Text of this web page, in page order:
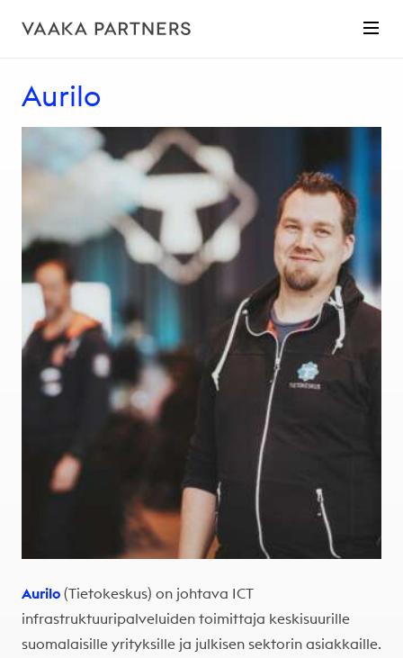
Aurilo
Aurilo (Tietokeskus) on johtava ICT
infrastruktuuripalveluiden toimittaja keskisuurille
suomalaisille yrityksille ja julkisen sektorin asiakkaille.